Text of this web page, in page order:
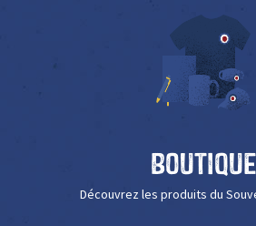
Boutique
Découvrez les produits du